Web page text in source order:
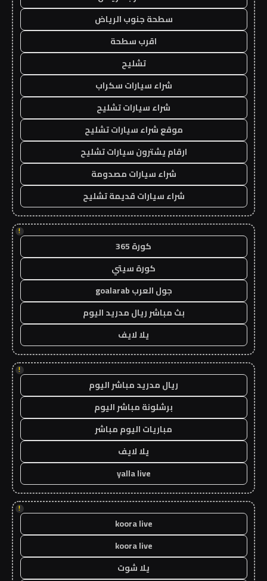
سطحة جنوب الرياض
اقرب سطحة
تشليح
شراء سيارات سكراب
شراء سيارات تشليح
موقع شراء سيارات تشليح
ارقام يشترون سيارات تشليح
شراء سيارات مصدومة
شراء سيارات قديمة تشليح
!
كورة 365
كورة سيتي
جول العرب goalarab
بث مباشر ريال مدريد اليوم
يلا لايف
!
ريال مدريد مباشر اليوم
برشلونة مباشر اليوم
مباريات اليوم مباشر
يلا لايف
yalla live
!
koora live
koora live
يلا شوت